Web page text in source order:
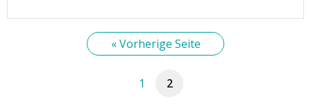
« Vorherige Seite
1 2